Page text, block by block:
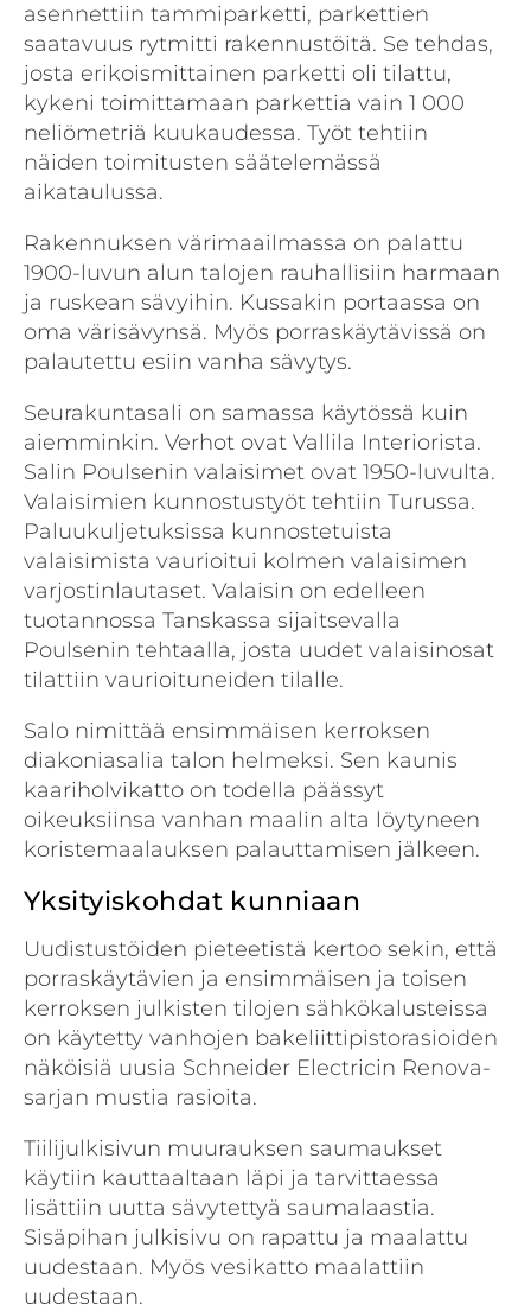
asennettiin tammiparketti, parkettien
saatavuus rytmitti rakennustöitä. Se tehdas,
josta erikoismittainen parketti oli tilattu,
kykeni toimittamaan parkettia vain 1 000
neliömetriä kuukaudessa. Työt tehtiin
näiden toimitusten säätelemässä
aikataulussa.
Rakennuksen värimaailmassa on palattu
1900-luvun alun talojen rauhallisiin harmaan
ja ruskean sävyihin. Kussakin portaassa on
oma värisävynsä. Myös porraskäytävissä on
palautettu esiin vanha sävytys.
Seurakuntasali on samassa käytössä kuin
aiemminkin. Verhot ovat Vallila Interiorista.
Salin Poulsenin valaisimet ovat 1950-luvulta.
Valaisimien kunnostustyöt tehtiin Turussa.
Paluukuljetuksissa kunnostetuista
valaisimista vaurioitui kolmen valaisimen
varjostinlautaset. Valaisin on edelleen
tuotannossa Tanskassa sijaitsevalla
Poulsenin tehtaalla, josta uudet valaisinosat
tilattiin vaurioituneiden tilalle.
Salo nimittää ensimmäisen kerroksen
diakoniasalia talon helmeksi. Sen kaunis
kaariholvikatto on todella päässyt
oikeuksiinsa vanhan maalin alta löytyneen
koristemaalauksen palauttamisen jälkeen.
Yksityiskohdat kunniaan
Uudistustöiden pieteetistä kertoo sekin, että
porraskäytävien ja ensimmäisen ja toisen
kerroksen julkisten tilojen sähkökalusteissa
on käytetty vanhojen bakeliittipistorasioiden
näköisiä uusia Schneider Electricin Renova-
sarjan mustia rasioita.
Tiilijulkisivun muurauksen saumaukset
käytiin kauttaaltaan läpi ja tarvittaessa
lisättiin uutta sävytettyä saumalaastia.
Sisäpihan julkisivu on rapattu ja maalattu
uudestaan. Myös vesikatto maalattiin
uudestaan.